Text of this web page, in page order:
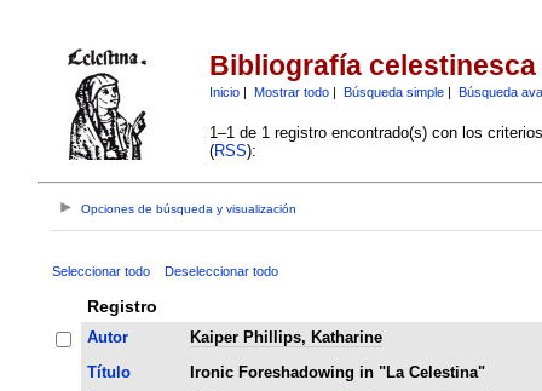
Bibliografía celestinesca
Inicio| Mostrar todo| Búsqueda simple| Búsqueda
1–1 de 1 registro encontrado(s) con los
(RSS):
Opciones de búsqueda y visualización
Seleccionar todo Deseleccionar todo
Registro
Autor
Kaiper Phillips, Katharine
Título
Ironic Foreshadowing in "La Celestina"